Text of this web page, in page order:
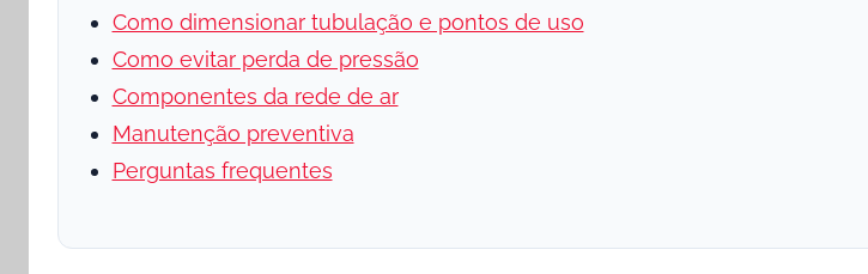
Como dimensionar tubulação e pontos de uso
Como evitar perda de pressão
Componentes da rede de ar
Manutenção preventiva
Perguntas frequentes